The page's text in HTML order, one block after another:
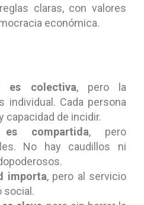
claras, con valores
económica.
es colectiva, pero la
individual. Cada persona
capacidad de incidir.
compartida, pero
No hay caudillos ni
importa, pero al servicio
social.